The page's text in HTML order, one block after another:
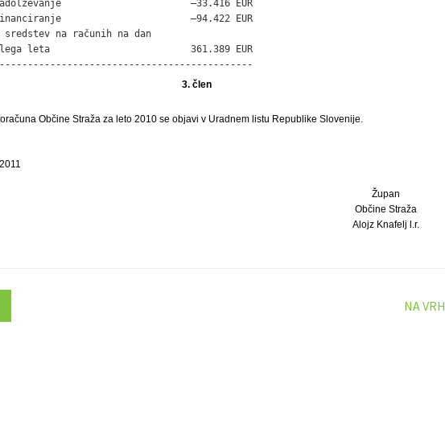
–33.416 EUR
–94.422 EUR
sredstev na računih na dan
leta                         361.389 EUR
3. člen
Občine Straža za leto 2010 se objavi v Uradnem listu Republike Slovenije.
Župan
Občine Straža
Alojz Knafelj l.r.
NA VRH